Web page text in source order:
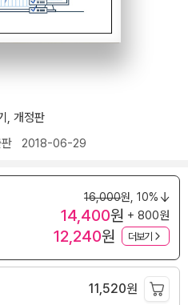
, 개정판
2018-06-29
16,000원, 10%
14,400원 + 800원
12,240원 더보기
11,520원